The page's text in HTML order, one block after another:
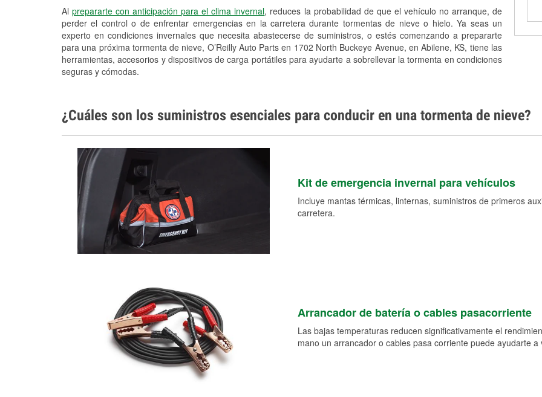
Alprepararte con anticipación para el clima invernal, reduces la probabilidad de que el vehículo no arranque, de
perder el control o de enfrentar emergencias en la carretera durante tormentas de nieve o hielo. Ya seas un
experto en condiciones invernales que necesita abastecerse de suministros, o estés comenzando a prepararte
para una próxima tormenta de nieve, O’Reilly Auto Parts en 1702 North Buckeye Avenue, en Abilene, KS, tiene las
herramientas, accesorios y dispositivos de carga portátiles para ayudarte a sobrellevar la tormenta en condiciones
seguras y cómodas.
¿Cuáles son los suministros esenciales para conducir en una tormenta de nieve?
Kit de emergencia invernal para vehículos
Incluye mantas térmicas, linternas, suministros de primeros
carretera.
Arrancador de batería o cables pasacorriente
Las bajas temperaturas reducen significativamente el
mano un arrancador o cables pasa corriente puede ayudarte